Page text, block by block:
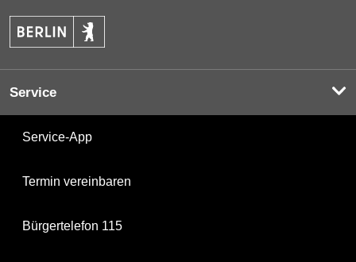
Service
Service-App
Termin vereinbaren
Bürgertelefon 115